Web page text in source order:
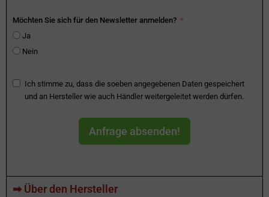
Möchten Sie sich für den Newsletter anmelden?
Ja
Nein
Ich stimme zu, dass die soeben angegebenen Daten gespeichert
und an Hersteller wie auch Händler weitergeleitet werden dürfen.
Anfrage absenden!
➡ Über den Hersteller